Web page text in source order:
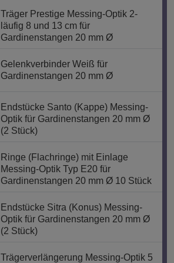
Träger Prestige Messing-Optik 2-
läufig 8 und 13 cm für
Gardinenstangen 20 mm Ø
Gelenkverbinder Weiß für
Gardinenstangen 20 mm Ø
Endstücke Santo (Kappe) Messing-
Optik für Gardinenstangen 20 mm Ø
(2 Stück)
Ringe (Flachringe) mit Einlage
Messing-Optik Typ E20 für
Gardinenstangen 20 mm Ø 10 Stück
Endstücke Sitra (Konus) Messing-
Optik für Gardinenstangen 20 mm Ø
(2 Stück)
Trägerverlängerung Messing-Optik 5